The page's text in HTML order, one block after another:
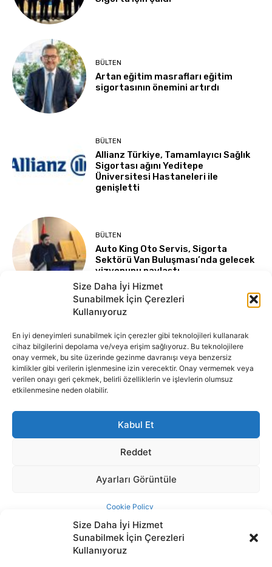
Size Daha İyi Hizmet
Sunabilmek İçin Çerezleri
Kullanıyoruz